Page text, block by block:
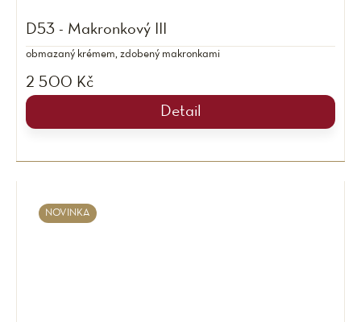
D53 - Makronkový III
2 500 Kč
Detail
obmazaný krémem, zdobený makronkami
NOVINKA